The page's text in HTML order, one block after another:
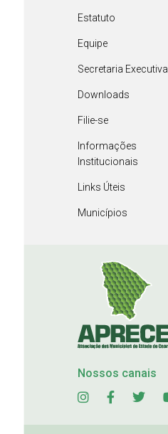
Estatuto
Equipe
Secretaria Executiva
Downloads
Filie-se
Informações
Institucionais
Links Úteis
Municípios
Nossos canais